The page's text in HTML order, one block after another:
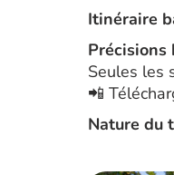
Itinéraire
Précisions
Seules les
📲
Nature du